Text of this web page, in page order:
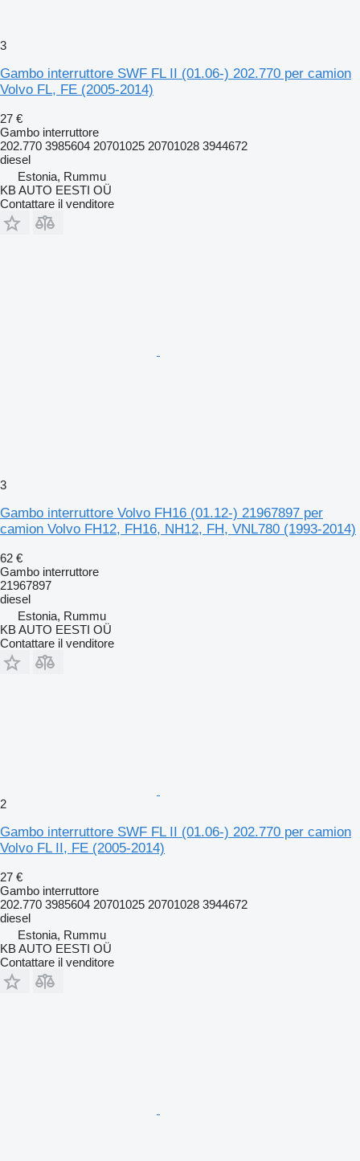
3
Gambo interruttore SWF FL II (01.06-) 202.770 per camion
Volvo FL, FE (2005-2014)
27 €
Gambo interruttore
202.770 3985604 20701025 20701028 3944672
diesel
Estonia, Rummu
KB AUTO EESTI OÜ
Contattare il venditore
3
Gambo interruttore Volvo FH16 (01.12-) 21967897 per
camion Volvo FH12, FH16, NH12, FH, VNL780 (1993-2014)
62 €
Gambo interruttore
21967897
diesel
Estonia, Rummu
KB AUTO EESTI OÜ
Contattare il venditore
2
Gambo interruttore SWF FL II (01.06-) 202.770 per camion
Volvo FL II, FE (2005-2014)
27 €
Gambo interruttore
202.770 3985604 20701025 20701028 3944672
diesel
Estonia, Rummu
KB AUTO EESTI OÜ
Contattare il venditore